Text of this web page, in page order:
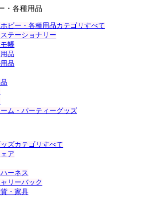
・各種用品
ビー・各種用品カテゴリすべて
テーショナリー
帳
品
品
ム・パーティーグッズ
ズカテゴリすべて
ア
ーネス
リーバック
・家具